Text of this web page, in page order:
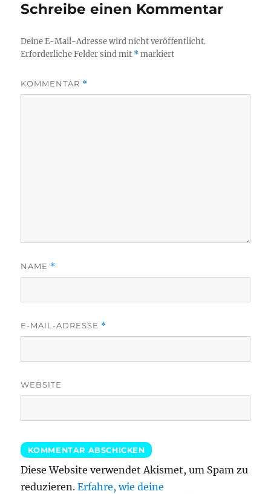
Schreibe einen Kommentar
Deine E-Mail-Adresse wird nicht veröffentlicht.
Erforderliche Felder sind mit *markiert
KOMMENTAR *
NAME *
E-MAIL-ADRESSE *
WEBSITE
Diese Website verwendet Akismet, um Spam zu
reduzieren.Erfahre, wie deine